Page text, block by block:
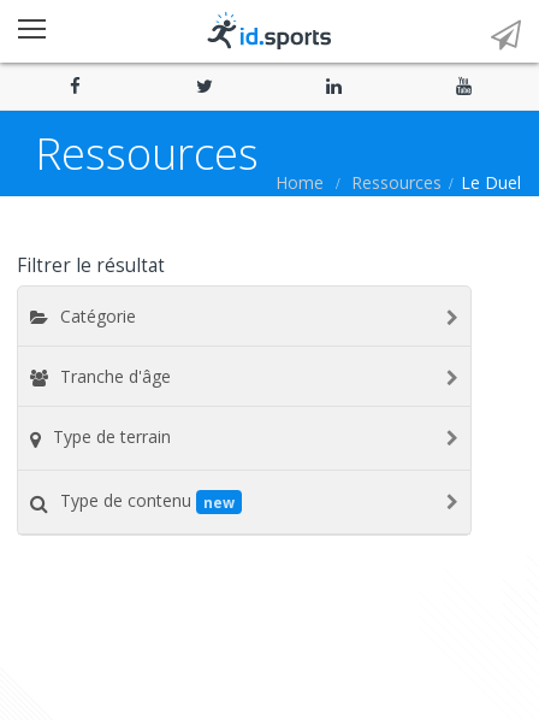
Home Ressources Le Duel
Ressources
Filtrer le résultat
Catégorie
Tranche d'âge
Type de terrain
Type de contenu new